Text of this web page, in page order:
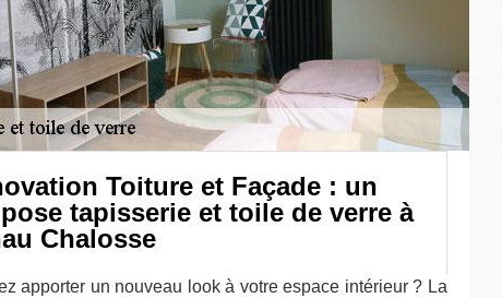
Toiture et Façade : un
tapisserie et toile de verre à
Chalosse
apporter un nouveau look à votre espace intérieur ? La